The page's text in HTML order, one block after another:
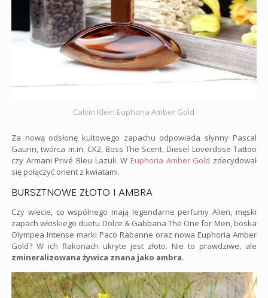
Calvin Klein Euphoria Amber Gold
Za nową odsłonę kultowego zapachu odpowiada słynny Pascal
Gaurin, twórca m.in. CK2, Boss The Scent, Diesel Loverdose Tattoo
czy Armani Privé Bleu Lazuli. W Euphoria Amber Gold zdecydował
się połączyć orient z kwiatami.
BURSZTNOWE ZŁOTO I AMBRA
Czy wiecie, co wspólnego mają legendarne perfumy Alien, męski
zapach włoskiego duetu Dolce & Gabbana The One for Men, boska
Olympea Intense marki Paco Rabanne oraz nowa Euphoria Amber
Gold? W ich flakonach ukryte jest złoto. Nie to prawdziwe, ale
zmineralizowana żywica znana jako ambra.